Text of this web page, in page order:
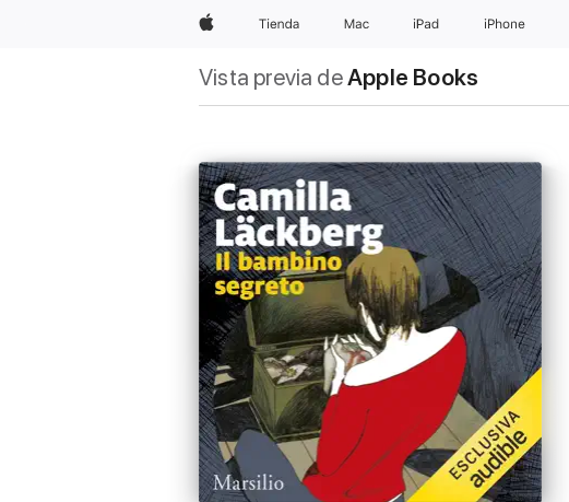
AppleTienda Mac iPad iPhone
Vista previa deApple Books